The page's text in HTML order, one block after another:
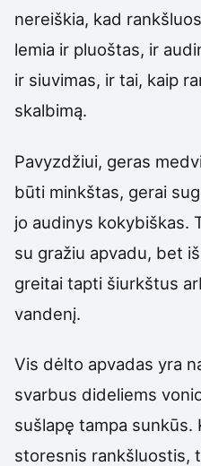
nereiškia, kad
lemia ir pluoštas, ir
ir siuvimas, ir tai, kaip
skalbimą.
Pavyzdžiui, geras
būti minkštas, gerai
jo audinys kokybiškas.
su gražiu apvadu, bet
greitai tapti šiurkštus
vandenį.
Vis dėlto apvadas yra
svarbus dideliems
sušlapę tampa sunkūs.
storesnis rankšluostis,